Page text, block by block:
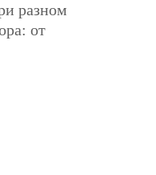
разном
от